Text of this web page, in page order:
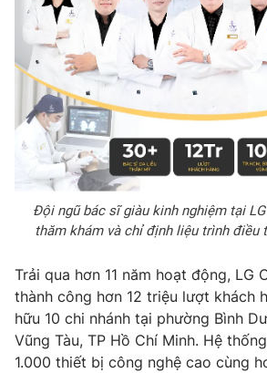
Đội ngũ bác sĩ giàu kinh nghiệm tại
thăm khám và chỉ định liệu trình điều
Trải qua hơn 11 năm hoạt động, LG
thành công hơn 12 triệu lượt khách
hữu 10 chi nhánh tại phường Bình
Vũng Tàu, TP Hồ Chí Minh. Hệ
1.000 thiết bị công nghệ cao cùng